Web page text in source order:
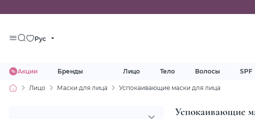
Рус
Акции Бренды Лицо Тело Волосы SPF
Лицо Маски для лица Успокаивающие маски для лица
Успокаивающие